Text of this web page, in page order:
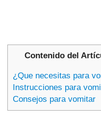
Contenido del
¿Que necesitas para
Instrucciones para
Consejos para vomitar